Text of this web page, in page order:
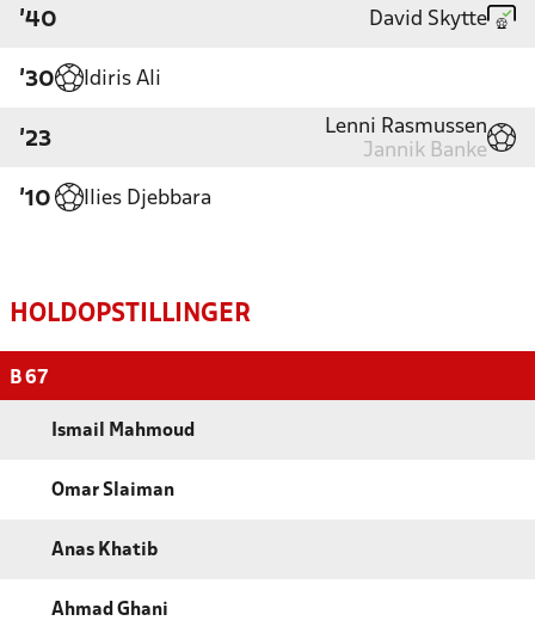
'40 David Skytte
'30 Idiris Ali
'23
Lenni Rasmussen
Jannik Banke
'10 Ilies Djebbara
HOLDOPSTILLINGER
B 67
Ismail Mahmoud
Omar Slaiman
Anas Khatib
Ahmad Ghani